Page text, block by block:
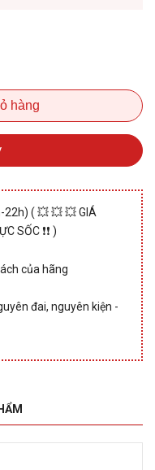
hàng
22h) ( 💥 💥 💥 GIÁ
SỐC ❗❗ )
của hãng
đai, nguyên kiện -